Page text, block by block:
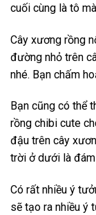
cuối cùng là tô
Cây xương rồng
đường nhỏ trên
nhé. Bạn chấm
Bạn cũng có thể
rồng chibi cute
đậu trên cây
trời ở dưới là
Có rất nhiều ý
sẽ tạo ra nhiều ý